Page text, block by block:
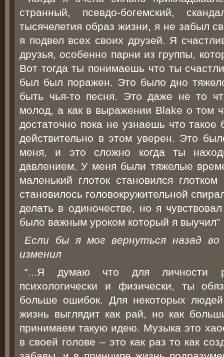
странный, псевдо-богемский,
тысячелетия образ жизни, я не забыл
я подвел всех своих друзей. Я
друзья, особенно парни из группы,
Вот тогда ты понимаешь что ты
был был поражен. Это было дно
быть чья-то песня. Это даже не то
молод, а как в выражении Blake о том
достаточно пока не узнаешь что
действительно в этом уверен. Это
меня, и это сложно когда ты
давлением. У меня были тяжелые
маленький глоток становился
становилось головокружительной
делать в одиночестве, но я
было важным уроком который я выучил”
Если бы я мог вернуться назад
изменил
“...Я думаю что для личности
психологически и физически, ты
больше ошибок. Для некоторых
жизнь выглядит как рай, но как
принимаем такую идею. Музыка это
в своей голове – это как раз то как